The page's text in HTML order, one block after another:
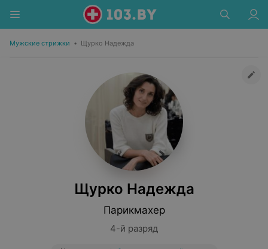
Мужские стрижки • Щурко Надежда
Щурко Надежда
Парикмахер
4-й разряд